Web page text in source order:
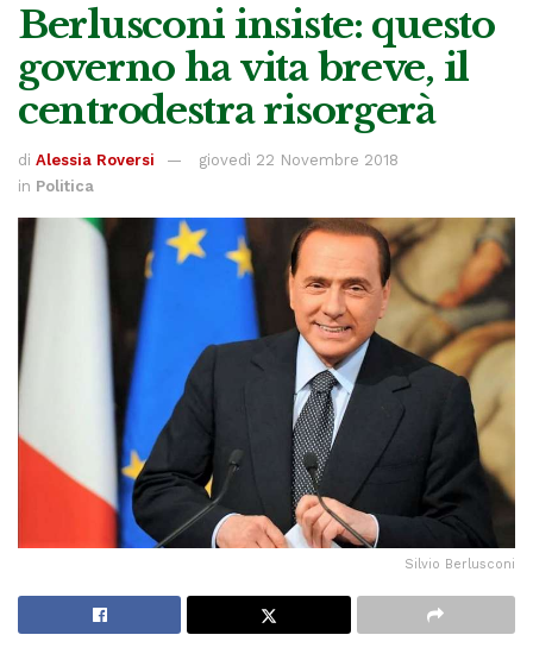
Berlusconi insiste: questo
governo ha vita breve, il
centrodestra risorgerà
di Alessia Roversi
giovedì 22 Novembre 2018
in Politica
Silvio Berlusconi